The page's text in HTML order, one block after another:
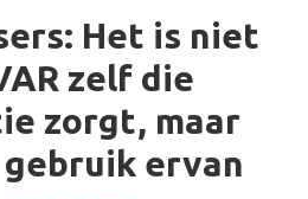
Het is niet
zelf die
zorgt, maar
ervan